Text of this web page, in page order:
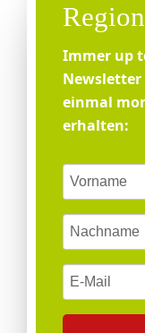
Immer up
einmal
erhalten: